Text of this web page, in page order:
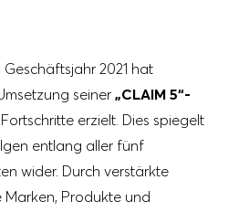
2021 hat
seiner „CLAIM 5“-
erzielt. Dies spiegelt
entlang aller fünf
wider. Durch verstärkte
Marken, Produkte und